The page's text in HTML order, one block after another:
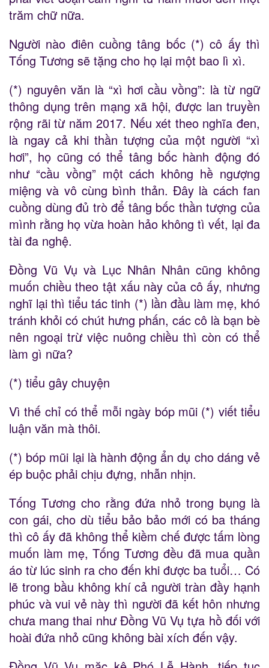
trăm chữ nữa.
Người nào điên cuồng tâng bốc (*) cô ấy thì
Tống Tương sẽ tặng cho họ lại một bao lì xì.
(*) nguyên văn là “xì hơi cầu vồng”: là từ ngữ
thông dụng trên mạng xã hội, được lan truyền
rộng rãi từ năm 2017. Nếu xét theo nghĩa đen,
là ngay cả khi thần tượng của một người “xì
hơi”, họ cũng có thể tâng bốc hành động đó
như “cầu vồng” một cách không hề ngượng
miệng và vô cùng bình thản. Đây là cách fan
cuồng dùng đủ trò để tâng bốc thần tượng của
mình rằng họ vừa hoàn hảo không tì vết, lại đa
tài đa nghệ.
Đồng Vũ Vụ và Lục Nhân Nhân cũng không
muốn chiều theo tật xấu này của cô ấy, nhưng
nghĩ lại thì tiểu tác tinh (*) lần đầu làm mẹ, khó
tránh khỏi có chút hưng phấn, các cô là bạn bè
nên ngoại trừ việc nuông chiều thì còn có thể
làm gì nữa?
(*) tiểu gây chuyện
Vì thế chỉ có thể mỗi ngày bóp mũi (*) viết tiểu
luận văn mà thôi.
(*) bóp mũi lại là hành động ẩn dụ cho dáng vẻ
ép buộc phải chịu đựng, nhẫn nhịn.
Tống Tương cho rằng đứa nhỏ trong bụng là
con gái, cho dù tiểu bảo bảo mới có ba tháng
thì cô ấy đã không thể kiềm chế được tấm lòng
muốn làm mẹ, Tống Tương đều đã mua quần
áo từ lúc sinh ra cho đến khi được ba tuổi… Có
lẽ trong bầu không khí cả người tràn đầy hạnh
phúc và vui vẻ này thì người đã kết hôn nhưng
chưa mang thai như Đồng Vũ Vụ tựa hồ đối với
hoài đứa nhỏ cũng không bài xích đến vậy.